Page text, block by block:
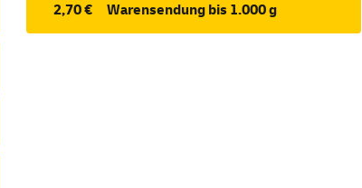
2,70 € Warensendung bis 1.000 g